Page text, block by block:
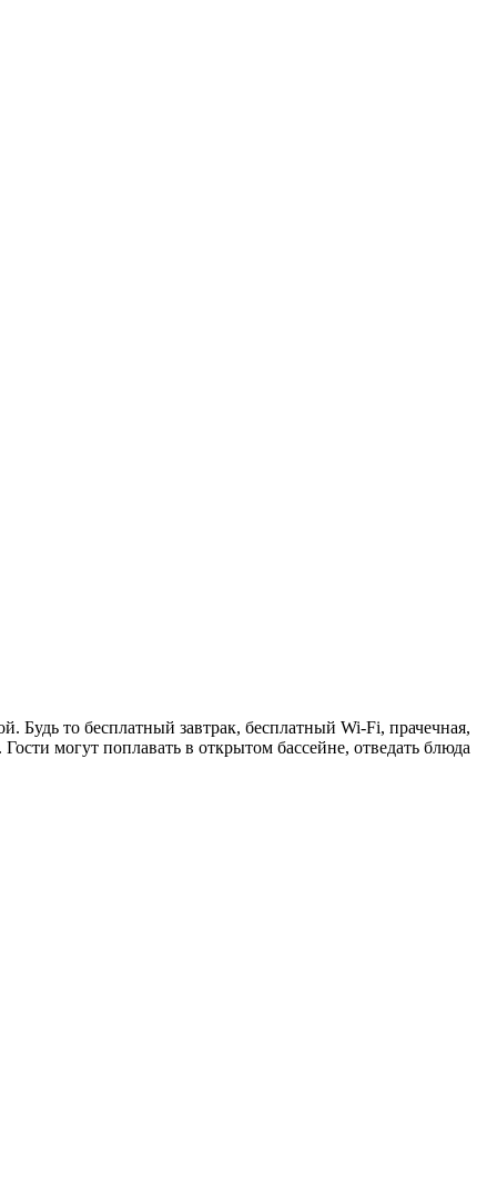
Будь то бесплатный завтрак, бесплатный Wi-Fi, прачечная,
могут поплавать в открытом бассейне, отведать блюда